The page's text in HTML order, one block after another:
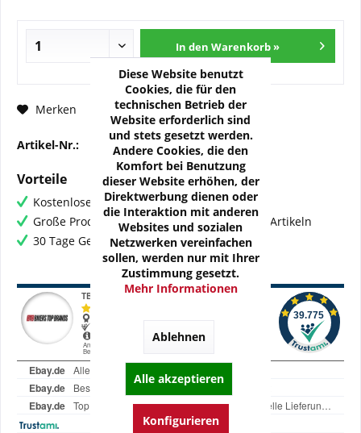
In den Warenkorb »
Merken Fragen zum Artikel?
Artikel-Nr.: OZ-DUC09-01N
Vorteile
Kostenloser Versand ab € 60,- Bestellwert
Große Produktauswahl mit mehr als 80.000 Artikeln
30 Tage Geld-Zurück-Garantie
Diese Website benutzt
Cookies, die für den
technischen Betrieb der
Website erforderlich sind
und stets gesetzt werden.
Andere Cookies, die den
Komfort bei Benutzung
dieser Website erhöhen, der
Direktwerbung dienen oder
die Interaktion mit anderen
Websites und sozialen
Netzwerken vereinfachen
sollen, werden nur mit Ihrer
Zustimmung gesetzt.
Mehr Informationen
Ablehnen
Alle akzeptieren
Konfigurieren